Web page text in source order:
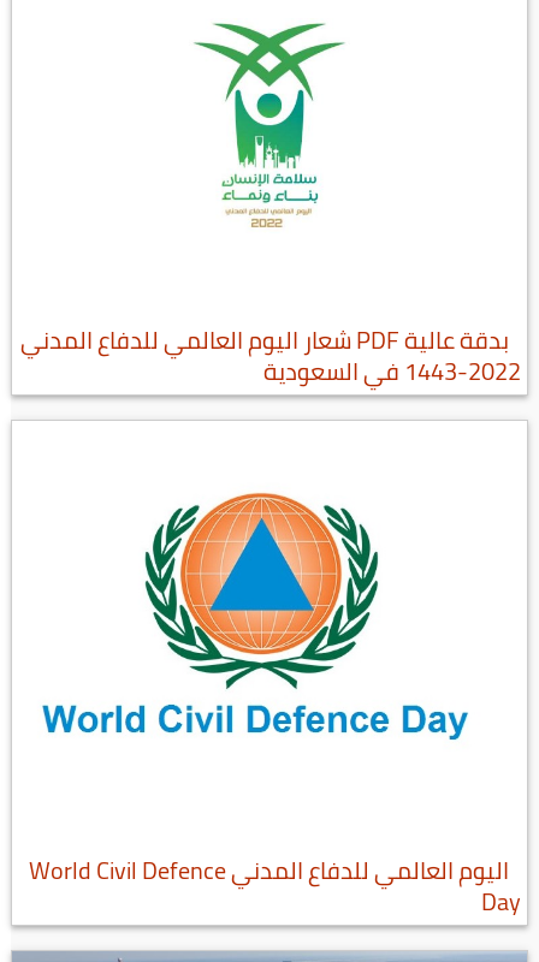
بدقة عالية PDF شعار اليوم العالمي للدفاع المدني
2022-1443 في السعودية
اليوم العالمي للدفاع المدني World Civil Defence
Day